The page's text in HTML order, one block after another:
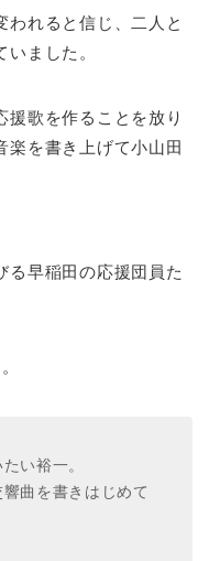
われると信じ、二人と
ました。
援歌を作ることを放り
楽を書き上げて小山田
る早稲田の応援団員た
い裕一。
曲を書きはじめて